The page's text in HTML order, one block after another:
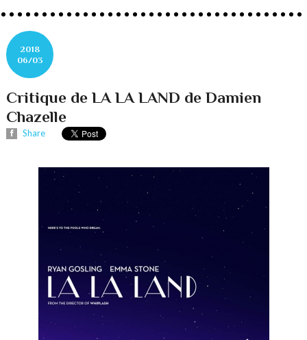
2018
06/03
Critique de LA LA LAND de Damien
Chazelle
Share